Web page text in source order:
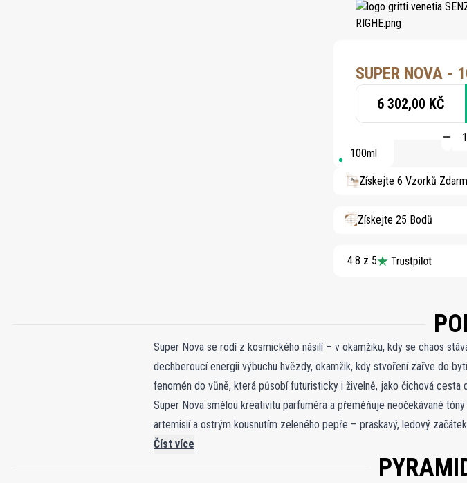
SUPER NOVA -
6 302,00 KČ
100ml
Získejte 6 Vzorků
Získejte 25 Bodů
4.8 z 5
Super Nova se rodí z kosmického násilí – v okamžiku, kdy se chaos
dechberoucí energii výbuchu hvězdy, okamžik, kdy stvoření zařve do
fenomén do vůně, která působí futuristicky i živelně, jako čichová
Super Nova smělou kreativitu parfuméra a přeměňuje neočekávané
artemisií a ostrým kousnutím zeleného pepře – praskavý, ledový
do ozonické svěžesti, elektrizované jiskrami střelného prachu a
temnotou. Jak se usazuje, kašmír se mísí s šedým jantarem a
Číst více